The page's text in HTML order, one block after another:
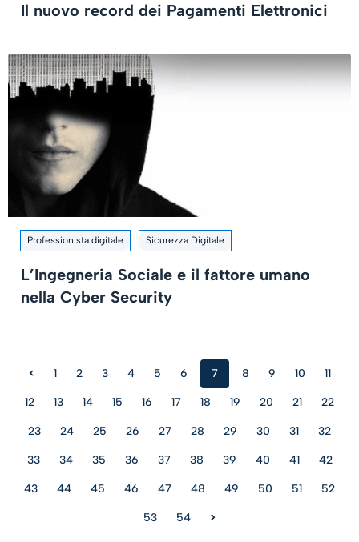
Il nuovo record dei Pagamenti Elettronici
Professionista digitale Sicurezza Digitale
L’Ingegneria Sociale e il fattore umano
nella Cyber Security
< 1 2 3 4 5 6 7 8 9 10 11
12 13 14 15 16 17 18 19 20 21 22
23 24 25 26 27 28 29 30 31 32
33 34 35 36 37 38 39 40 41 42
43 44 45 46 47 48 49 50 51 52
53 54 >